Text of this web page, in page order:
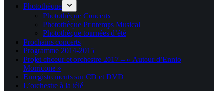
Photothèque
Photothèque Concerts
Photothèque Printemps Musical
Photothèque tournées d’été
Prochains concerts
Programme 2014-2015
Projet choeur et orchestre 2017 – « Autour d’Ennio
Morricone »
Enregistrements sur CD et DVD
L’orchestre à la télé